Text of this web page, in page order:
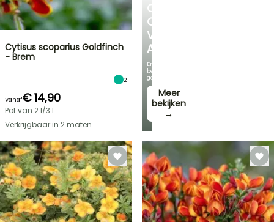
FLASH-
SALES
TOT
ONTDEK
ONS
VOORDELIGE
ASSORTIMENT
En
bespaar
geld!
Meer
bekijken
→
Cytisus scoparius Goldfinch
- Brem
2
Vanaf€ 14,90
Pot van 2 l/3 l
Verkrijgbaar in 2 maten